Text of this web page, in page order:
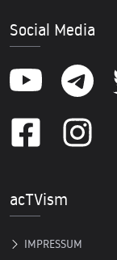
Social Media
acTVism
IMPRESSUM